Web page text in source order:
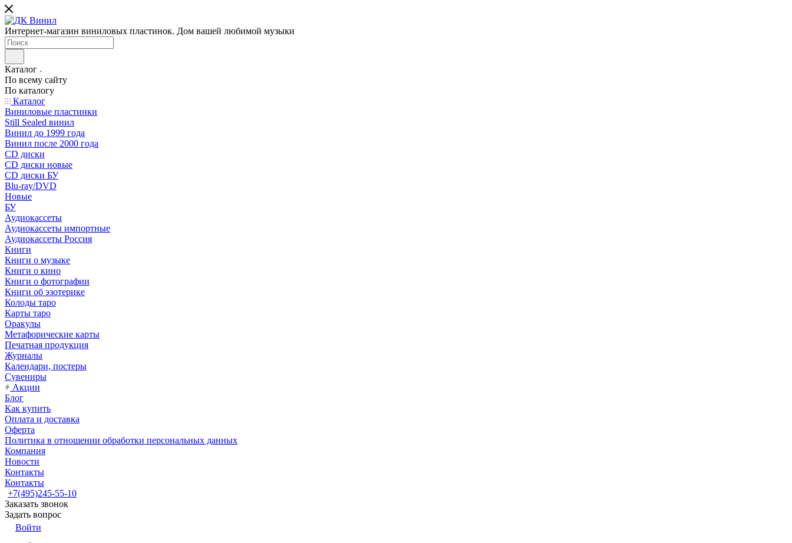
Интернет-магазин виниловых пластинок. Дом вашей любимой музыки
Каталог
По всему сайту
По каталогу
Каталог
Виниловые пластинки
Still Sealed винил
Винил до 1999 года
Винил после 2000 года
CD диски
CD диски новые
CD диски БУ
Blu-ray/DVD
Новые
БУ
Аудиокассеты
Аудиокассеты импортные
Аудиокассеты Россия
Книги
Книги о музыке
Книги о кино
Книги о фотографии
Книги об эзотерике
Колоды таро
Карты таро
Оракулы
Метафорические карты
Печатная продукция
Журналы
Календари, постеры
Сувениры
Акции
Блог
Как купить
Оплата и доставка
Оферта
Политика в отношении обработки персональных данных
Компания
Новости
Контакты
Контакты
+7(495)245-55-10
Заказать звонок
Задать вопрос
Войти